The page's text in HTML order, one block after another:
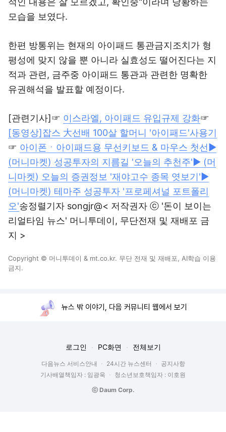
모습을 보였다.
한편 방통위는 현재의 아이패드 통관금지조치가 형
평성에 맞지 않을 뿐 아니라 실효성도 떨어진다는 지
적과 관련, 금주중 아이패드 통관과 관련한 명확한
유권해석을 발표할 예정이다.
[관련기사]☞ 이스라엘, 아이패드 유입규제 강화☞
[동영상]잡스 大선배 100살 할머니 '아이패드'사용기
☞ 아이폰ㆍ아이패드용 무선키보드 & 마우스 첫선 ▶
(머니마켓) 성공투자의 지름길 '오늘의 추천주'▶ (머
니마켓) 오늘의 증권정보 '재야고수 종목 엿보기'▶
(머니마켓) 테마주 성공투자 '프로페셔널 포트폴리
오'송정렬기자 songjr@< 저작권자 ⓒ '돈이 보이는
리얼타임 뉴스' 머니투데이, 무단전재 및 재배포 금
지 >
Copyright © 머니투데이 & mt.co.kr. 무단 전재 및 재배포, AI학습 이용
금지.
뉴스 밖 이야기, 다음 커뮤니티 웹에서 보기
로그인 PC화면 전체보기
다음뉴스 서비스안내 24시간 뉴스센터
공지사항
기사배열책임자 : 임광욱
청소년보호책임자 : 이호원
ⓒ Daum Corp.